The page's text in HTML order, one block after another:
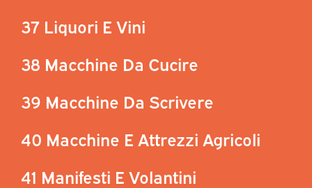
37 Liquori E Vini
38 Macchine Da Cucire
39 Macchine Da Scrivere
40 Macchine E Attrezzi Agricoli
41 Manifesti E Volantini